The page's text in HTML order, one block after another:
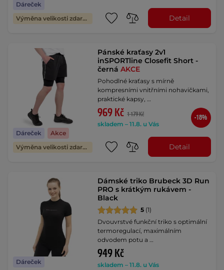
Dáreček
Výměna velikosti zdarma
Detail
Dáreček
Akce
Výměna velikosti zdarma
Pánské kraťasy 2v1
inSPORTline Closefit Short -
černáAKCE
Pohodlné kraťasy s mírně
kompresními vnitřními nohavičkami,
praktické kapsy, …
969 Kč 1 179 Kč
skladem – 11.8. u Vás
-18%
Detail
Dáreček
Dámské triko Brubeck 3D Run
PRO s krátkým rukávem -
Black
5 (1)
Dvouvrstvé funkční triko s optimální
termoregulací, maximálním
odvodem potu a …
949 Kč
skladem – 11.8. u Vás